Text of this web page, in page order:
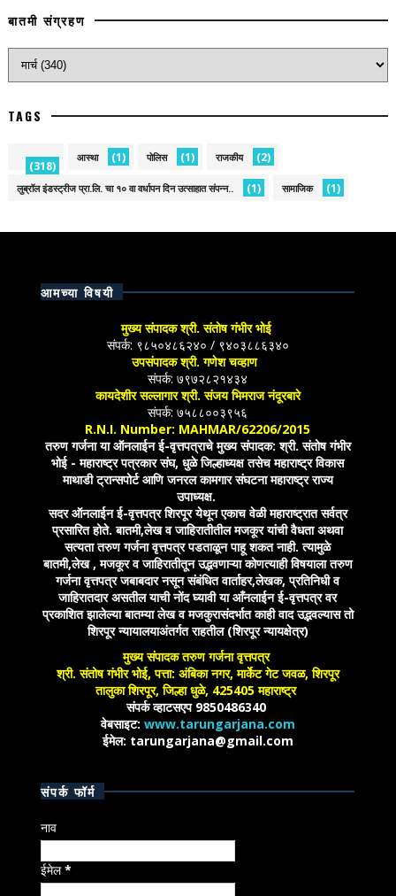
बातमी संग्रहण
TAGS
(318)
आस्था (1) पोलिस (1) राजकीय (2)
लुब्रॉल इंडस्ट्रीज प्रा.लि. चा १० वा वर्धापन दिन उत्साहात संपन्न.. (1) सामाजिक (1)
आमच्या विषयी
मुख्य संपादक श्री. संतोष गंभीर भोई
संपर्क: ९८५०४८६२४० / ९४०३८८६३४०
उपसंपादक श्री. गणेश चव्हाण
संपर्क: ७९७२८२१४३४
कायदेशीर सल्लागार श्री. संजय भिमराज नंदूरबारे
संपर्क: ७५८८००३९५६
R.N.I. Number: MAHMAR/62206/2015
तरुण गर्जना या ऑनलाईन ई-वृत्तपत्राचे मुख्य संपादक: श्री. संतोष गंभीर
भोई - महाराष्ट्र पत्रकार संघ, धुळे जिल्हाध्यक्ष तसेच महाराष्ट्र विकास
माथाडी ट्रान्सपोर्ट आणि जनरल कामगार संघटना महाराष्ट्र राज्य
उपाध्यक्ष.
सदर ऑनलाईन ई-वृत्तपत्र शिरपूर येथून एकाच वेळी महाराष्ट्रात सर्वत्र
प्रसारित होते. बातमी,लेख व जाहिरातीतील मजकूर यांची वैधता अथवा
सत्यता तरुण गर्जना वृत्तपत्र पडताळून पाहू शकत नाही. त्यामुळे
बातमी,लेख , मजकूर व जाहिरातीतून उद्भवणाऱ्या कोणत्याही विषयाला तरुण
गर्जना वृत्तपत्र जबाबदार नसून संबंधित वार्ताहर,लेखक, प्रतिनिधी व
जाहिरातदार असतील याची नोंद घ्यावी या आँनलाईन ई-वृत्तपत्र वर
प्रकाशित झालेल्या बातम्या लेख व मजकुरासंदर्भात काही वाद उद्भवल्यास तो
शिरपूर न्यायालयाअंतर्गत राहतील (शिरपूर न्यायक्षेत्र)
मुख्य संपादक तरुण गर्जना वृत्तपत्र
श्री. संतोष गंभीर भोई, पत्ता: अंबिका नगर, मार्केट गेट जवळ, शिरपूर
तालुका शिरपूर, जिल्हा धुळे, 425405 महाराष्ट्र
संपर्क व्हाटसएप 9850486340
वेबसाइट: www.tarungarjana.com
ईमेल: tarungarjana@gmail.com
संपर्क फॉर्म
नाव
ईमेल*